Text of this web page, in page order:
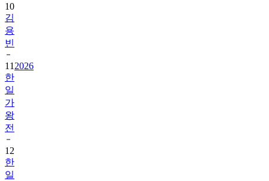
10
김
용
빈
11 2026
한
일
가
왕
전
12
한
일